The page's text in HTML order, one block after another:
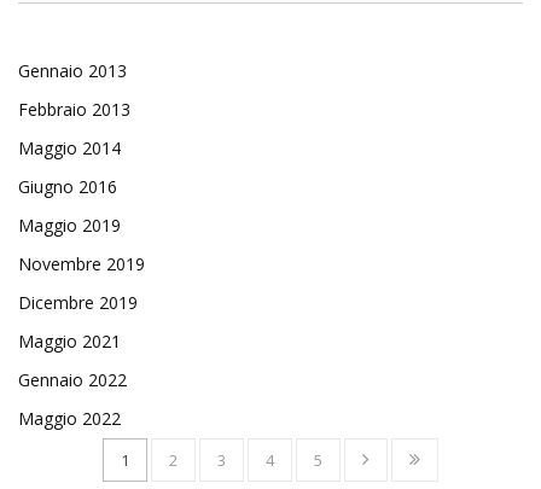
Gennaio 2013
Febbraio 2013
Maggio 2014
Giugno 2016
Maggio 2019
Novembre 2019
Dicembre 2019
Maggio 2021
Gennaio 2022
Maggio 2022
1 2 3 4 5